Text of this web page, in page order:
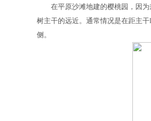
在平原沙滩地建的樱桃园，因为
树主干的远近。通常情况是在距主
侧。